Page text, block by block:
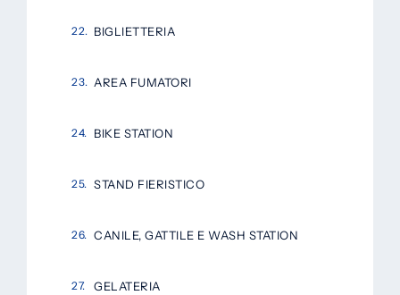
BIGLIETTERIA
AREA FUMATORI
BIKE STATION
STAND FIERISTICO
CANILE, GATTILE E WASH STATION
GELATERIA